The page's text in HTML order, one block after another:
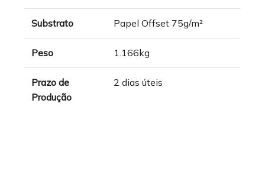
Substrato Papel Offset 75g/m²
Peso 1.166kg
Prazo de
Produção
2 dias úteis